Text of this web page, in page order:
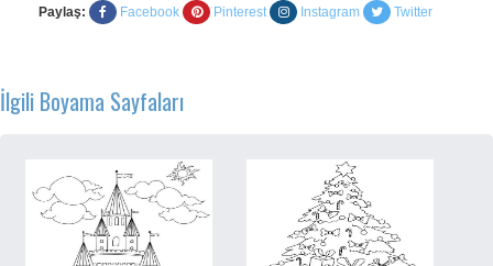
Paylaş: Facebook Pinterest Instagram Twitter
İlgili Boyama Sayfaları